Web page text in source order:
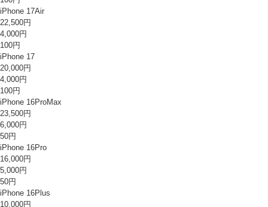
iPhone 17Air
22,500円
4,000円
100円
iPhone 17
20,000円
4,000円
100円
iPhone 16ProMax
23,500円
6,000円
50円
iPhone 16Pro
16,000円
5,000円
50円
iPhone 16Plus
10,000円